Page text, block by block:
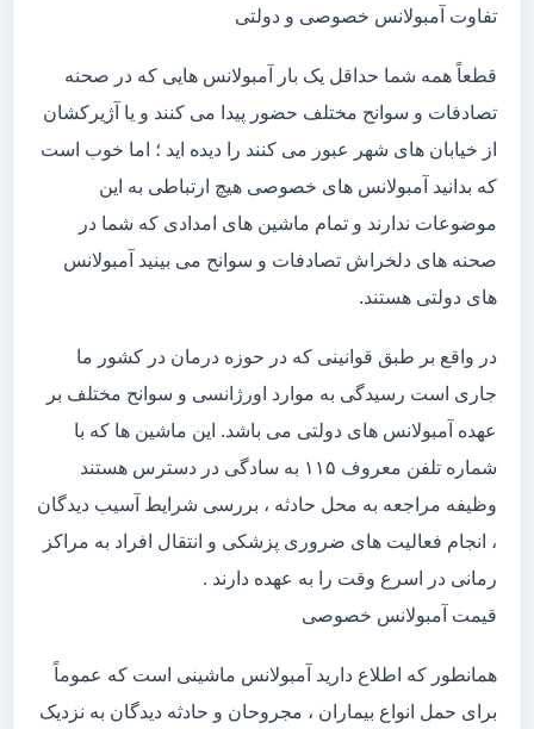
تفاوت آمبولانس خصوصی و دولتی
قطعاً همه شما حداقل یک بار آمبولانس هایی که در صحنه
تصادفات و سوانح مختلف حضور پیدا می کنند و یا آژیرکشان
از خیابان های شهر عبور می کنند را دیده اید ؛ اما خوب است
که بدانید آمبولانس های خصوصی هیچ ارتباطی به این
موضوعات ندارند و تمام ماشین های امدادی که شما در
صحنه های دلخراش تصادفات و سوانح می بینید آمبولانس
های دولتی هستند.
در واقع بر طبق قوانینی که در حوزه درمان در کشور ما
جاری است رسیدگی به موارد اورژانسی و سوانح مختلف بر
عهده آمبولانس های دولتی می باشد. این ماشین ها که با
شماره تلفن معروف ۱۱۵ به سادگی در دسترس هستند
وظیفه مراجعه به محل حادثه ، بررسی شرایط آسیب دیدگان
، انجام فعالیت های ضروری پزشکی و انتقال افراد به مراکز
رمانی در اسرع وقت را به عهده دارند .
قیمت آمبولانس خصوصی
همانطور که اطلاع دارید آمبولانس ماشینی است که عموماً
برای حمل انواع بیماران ، مجروحان و حادثه دیدگان به نزدیک